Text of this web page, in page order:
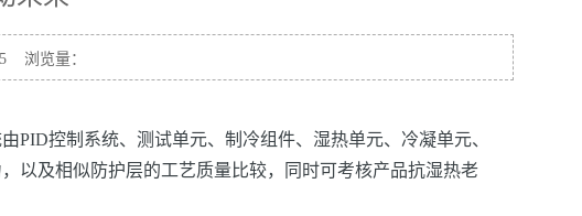
浏览量：
控制系统、测试单元、制冷组件、湿热单元、冷凝单元、
以及相似防护层的工艺质量比较，同时可考核产品抗湿热老